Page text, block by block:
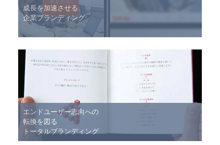
成長を加速させる
企業ブランディング
エンドユーザー志向への
転換を図る
トータルブランディング